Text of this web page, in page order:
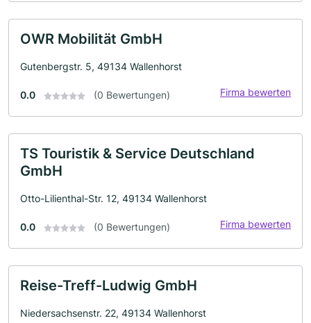
OWR Mobilität GmbH
Gutenbergstr. 5, 49134 Wallenhorst
0.0 (0 Bewertungen) Firma bewerten
TS Touristik & Service Deutschland
GmbH
Otto-Lilienthal-Str. 12, 49134 Wallenhorst
0.0 (0 Bewertungen) Firma bewerten
Reise-Treff-Ludwig GmbH
Niedersachsenstr. 22, 49134 Wallenhorst